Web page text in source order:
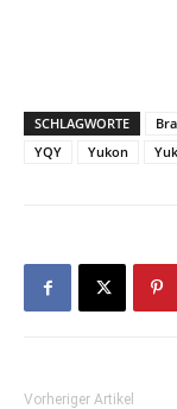
SCHLAGWORTE
YQY
Yukon
Vorheriger Artikel